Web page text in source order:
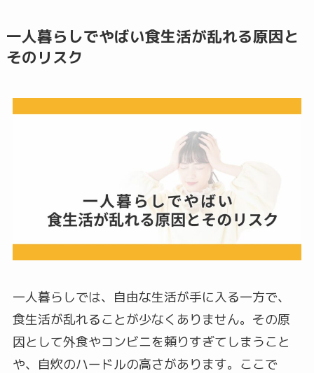
一人暮らしでやばい食生活が乱れる原因と
そのリスク
一人暮らしでは、自由な生活が手に入る一方で、
食生活が乱れることが少なくありません。その原
因として外食やコンビニを頼りすぎてしまうこと
や、自炊のハードルの高さがあります。ここで